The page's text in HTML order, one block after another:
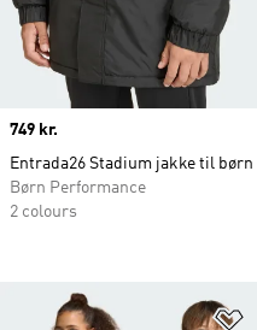
Price
749 kr.
Entrada26 Stadium jakke til børn
Børn Performance
2 colours